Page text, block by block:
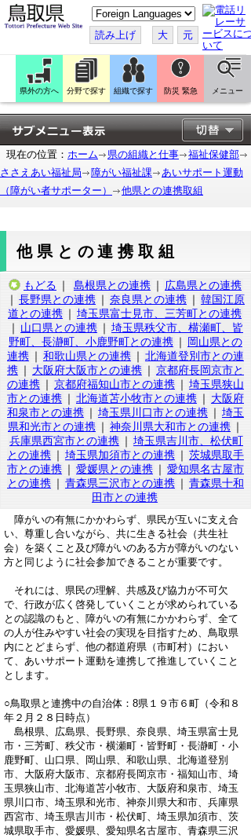
こ
の
ペ
ー
ジ
翻
訳
す
る
読み上げ 大 元
県外の方へ 分野で探す 組織で探す 防災 緊急 メニュー
現在の位置： ホーム 県の組織と仕事
福祉保健部
ささえあい福祉局
障がい福祉課
あいサポート運動
（障がい者サポーター）
他県との連携取組
他県との連携取組
もどる ｜ 島根県との連携 ｜ 広島県との連携
｜ 長野県との連携 ｜ 奈良県との連携 ｜ 韓国江原
道との連携 ｜ 埼玉県富士見市、三芳町との連携
｜ 山口県との連携 ｜ 埼玉県秩父市、横瀬町、皆
野町、長瀞町、小鹿野町との連携 ｜
岡山県との
連携 ｜ 和歌山県との連携 ｜ 北海道登別市との連
携 ｜ 大阪府大阪市との連携 ｜ 京都府長岡京市と
の連携 ｜ 京都府福知山市との連携 ｜ 埼玉県狭山
市との連携 ｜ 北海道苫小牧市との連携 ｜ 大阪府
和泉市との連携 ｜ 埼玉県川口市との連携 ｜ 埼玉
県和光市との連携 ｜ 神奈川県大和市との連携 ｜
兵庫県西宮市との連携 ｜ 埼玉県吉川市、松伏町
との連携 ｜ 埼玉県加須市との連携 ｜ 茨城県取手
市との連携 ｜ 愛媛県との連携 ｜ 愛知県名古屋市
との連携 ｜ 青森県三沢市との連携 ｜ 青森県十和
田市との連携
障がいの有無にかかわらず、県民が互いに支え合
い、尊重し合いながら、共に生きる社会（共生社
会）を築くこと及び障がいのある方が障がいのない
方と同じように社会参加できることが重要です。
それには、県民の理解、共感及び協力が不可欠
で、行政が広く啓発していくことが求められている
との認識のもと、障がいの有無にかかわらず、全て
の人が住みやすい社会の実現を目指すため、鳥取県
内にとどまらず、他の都道府県（市町村）におい
て、あいサポート運動を連携して推進していくこと
とします。
○鳥取県と連携中の自治体：8県１９市６町（令和８
年２月２８日時点）
島根県、広島県、長野県、奈良県、埼玉県富士見
市・三芳町、秩父市・横瀬町・皆野町・長瀞町・小
鹿野町、山口県、岡山県、和歌山県、北海道登別
市、大阪府大阪市、京都府長岡京市・福知山市、埼
玉県狭山市、北海道苫小牧市、大阪府和泉市、埼玉
県川口市、埼玉県和光市、神奈川県大和市、兵庫県
西宮市、埼玉県吉川市・松伏町、埼玉県加須市、茨
城県取手市、愛媛県、愛知県名古屋市、青森県三沢